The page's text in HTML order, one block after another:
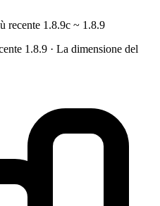
recente 1.8.9c ~ 1.8.9
1.8.9 · La dimensione del